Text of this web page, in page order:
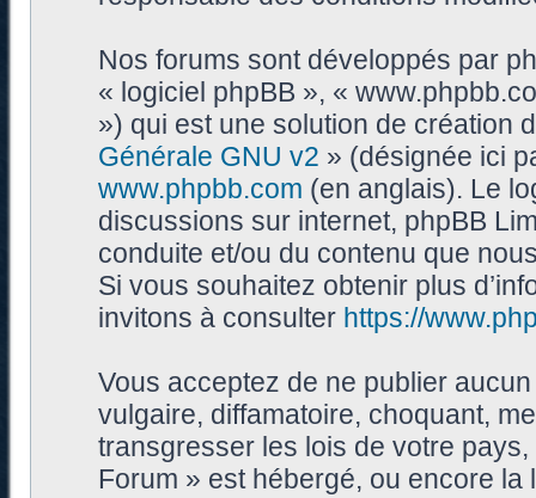
Nos forums sont développés par
« logiciel phpBB », «
») qui est une solution de création
Générale GNU v2 » (désignée ici
www.phpbb.com (en anglais). Le
discussions sur internet, phpBB
conduite et/ou du contenu que
Si vous souhaitez obtenir plus
invitons à consulter https://
Vous acceptez de ne publier
vulgaire, diffamatoire, choquant,
transgresser les lois de votre
Forum » est hébergé, ou encore